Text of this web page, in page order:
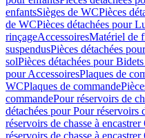
enfantsSièges de WCPièces
de WCPièces détachées pour
rinçageAccessoiresMatériel de
suspendusPièces détachées
solPièces détachées pour
pour AccessoiresPlaques de
WCPlaques de commande
commandePour réservoirs de
détachées pour Pour réservoirs
réservoirs de chasse à encastrer
réservoirs de chasse à encastrer